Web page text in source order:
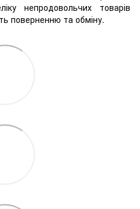
непродовольчих товарів
поверненню та обміну.